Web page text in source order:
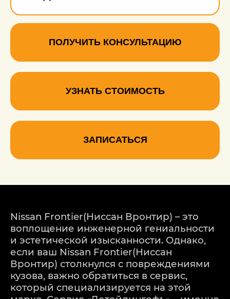
ПОЛУЧИТЬ КОНСУЛЬТАЦИЮ
УЗНАТЬ СТОИМОСТЬ
ЗАПИСАТЬСЯ
Nissan Frontier(Ниссан Вронтир) – это
воплощение инженерной гениальности
и эстетической изысканности. Однако,
если ваш Nissan Frontier(Ниссан
Вронтир) столкнулся с повреждениями
кузова, важно обратиться в сервис,
который специализируется на этой